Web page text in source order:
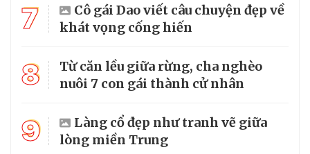
7
Cô gái Dao viết câu chuyện đẹp về
khát vọng cống hiến
8
Từ căn lều giữa rừng, cha nghèo
nuôi 7 con gái thành cử nhân
9
Làng cổ đẹp như tranh vẽ giữa
lòng miền Trung